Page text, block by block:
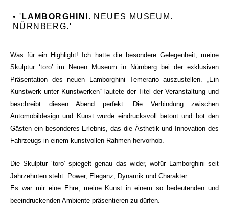
• ' LAMBORGHINI . NEUES MUSEUM.
NÜRNBERG.'
Was für ein Highlight! Ich hatte die besondere Gelegenheit, meine
Skulptur ‘toro’ im Neuen Museum in Nürnberg bei der exklusiven
Präsentation des neuen Lamborghini Temerario auszustellen. „Ein
Kunstwerk unter Kunstwerken“ lautete der Titel der Veranstaltung und
beschreibt diesen Abend perfekt. Die Verbindung zwischen
Automobildesign und Kunst wurde eindrucksvoll betont und bot den
Gästen ein besonderes Erlebnis, das die Ästhetik und Innovation des
Fahrzeugs in einem kunstvollen Rahmen hervorhob.
Die Skulptur ‘toro’ spiegelt genau das wider, wofür Lamborghini seit
Jahrzehnten steht: Power, Eleganz, Dynamik und Charakter.
Es war mir eine Ehre, meine Kunst in einem so bedeutenden und
beeindruckenden Ambiente präsentieren zu dürfen.